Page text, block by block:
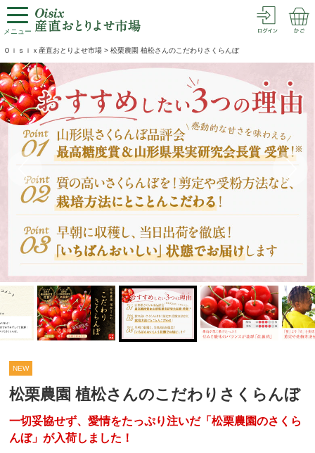
メニュー
Ｏｉｓｉｘ産直おとりよせ市場 > 松栗農園 植松さんのこだわりさくらんぼ
NEW
松栗農園 植松さんのこだわりさくらんぼ
一切妥協せず、愛情をたっぷり注いだ「松栗農園のさくら
んぼ」が入荷しました！